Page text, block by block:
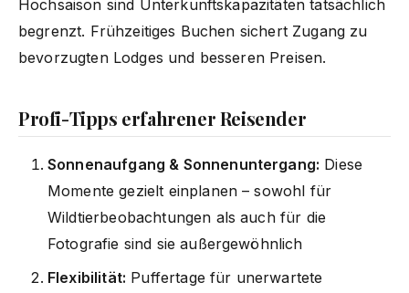
Hochsaison sind Unterkunftskapazitäten tatsächlich
begrenzt. Frühzeitiges Buchen sichert Zugang zu
bevorzugten Lodges und besseren Preisen.
Profi-Tipps erfahrener Reisender
Sonnenaufgang & Sonnenuntergang: Diese
Momente gezielt einplanen – sowohl für
Wildtierbeobachtungen als auch für die
Fotografie sind sie außergewöhnlich
Flexibilität: Puffertage für unerwartete